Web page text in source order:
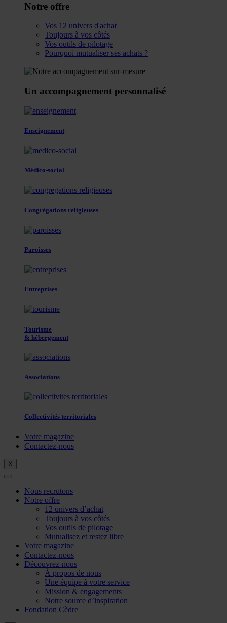
Notre offre
Vos 12 univers d'achat
Toujours à vos côtés
Vos outils de pilotage
Pourquoi mutualiser ses achats ?
Un accompagnement personnalisé
Enseignement
Médico-social
Congrégations religieuses
Paroisses
Entreprises
Tourisme
& hébergement
Associations
Collectivités territoriales
Votre magazine
Contactez-nous
X
Nous recrutons
Notre offre
12 univers d’achat
Toujours à vos côtés
Vos outils de pilotage
Mutualisez et restez libre
Votre magazine
Contactez-nous
Découvrez-nous
À propos de nous
Une équipe à votre service
Mission & engagements
Notre source d’inspiration
Fondation Cèdre